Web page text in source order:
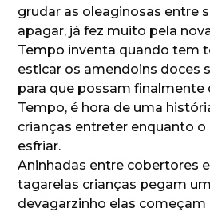
grudar as oleaginosas entre
apagar, já fez muito pela
Tempo inventa quando tem
esticar os amendoins doces
para que possam finalmente
Tempo, é hora de uma
crianças entreter enquanto
esfriar.
Aninhadas entre cobertores
tagarelas crianças pegam um
devagarzinho elas começam